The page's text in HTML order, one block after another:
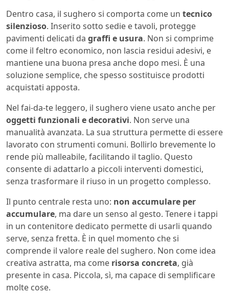
Dentro casa, il sughero si comporta come un tecnico
silenzioso. Inserito sotto sedie e tavoli, protegge
pavimenti delicati da graffi e usura. Non si comprime
come il feltro economico, non lascia residui adesivi, e
mantiene una buona presa anche dopo mesi. È una
soluzione semplice, che spesso sostituisce prodotti
acquistati apposta.
Nel fai‑da‑te leggero, il sughero viene usato anche per
oggetti funzionali e decorativi. Non serve una
manualità avanzata. La sua struttura permette di essere
lavorato con strumenti comuni. Bollirlo brevemente lo
rende più malleabile, facilitando il taglio. Questo
consente di adattarlo a piccoli interventi domestici,
senza trasformare il riuso in un progetto complesso.
Il punto centrale resta uno: non accumulare per
accumulare, ma dare un senso al gesto. Tenere i tappi
in un contenitore dedicato permette di usarli quando
serve, senza fretta. È in quel momento che si
comprende il valore reale del sughero. Non come idea
creativa astratta, ma come risorsa concreta, già
presente in casa. Piccola, sì, ma capace di semplificare
molte cose.